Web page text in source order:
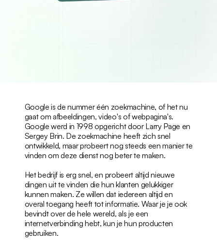
Google is de nummer één zoekmachine, of het nu
gaat om afbeeldingen, video's of webpagina's.
Google werd in 1998 opgericht door Larry Page en
Sergey Brin. De zoekmachine heeft zich snel
ontwikkeld, maar probeert nog steeds een manier te
vinden om deze dienst nog beter te maken.
Het bedrijf is erg snel, en probeert altijd nieuwe
dingen uit te vinden die hun klanten gelukkiger
kunnen maken. Ze willen dat iedereen altijd en
overal toegang heeft tot informatie. Waar je je ook
bevindt over de hele wereld, als je een
internetverbinding hebt, kun je hun producten
gebruiken.